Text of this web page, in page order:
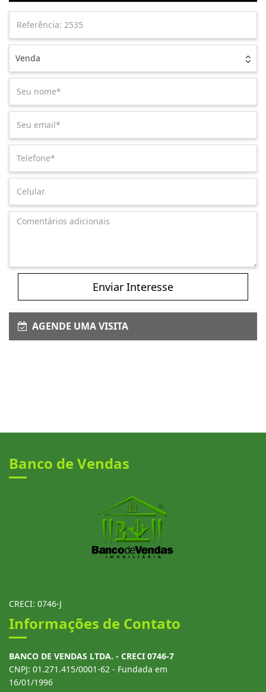
Venda
Enviar Interesse
AGENDE UMA VISITA
Banco de Vendas
CRECI: 0746-J
Informações de Contato
BANCO DE VENDAS LTDA. - CRECI 0746-7
CNPJ: 01.271.415/0001-62 - Fundada em
16/01/1996